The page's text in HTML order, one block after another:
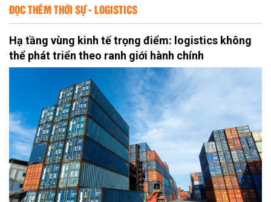
ĐỌC THÊM THỜI SỰ - LOGISTICS
Hạ tầng vùng kinh tế trọng điểm: logistics không
thể phát triển theo ranh giới hành chính